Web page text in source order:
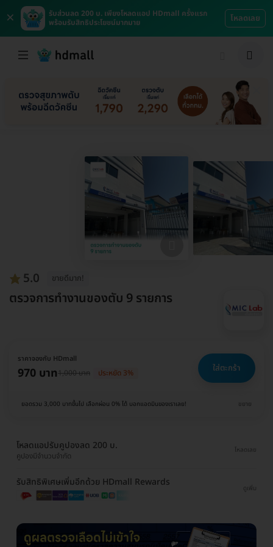
×
รับส่วนลด 200 บ. เพียงโหลดแอป HDmall ครั้งแรก
พร้อมรับสิทธิประโยชน์มากมาย
โหลดเลย
5.0 ขายดีมาก!
ตรวจการทำงานของตับ 9 รายการ
ราคาจองกับ HDmall
970 บาท1,000 บาท ประหยัด 3% ใส่ตะกร้า
ยอดรวม 3,000 บาทขึ้นไป เลือกผ่อน 0% ได้ บอกแอดมินของเราเลย! ขยาย
โหลดแอปรับคูปองลด 200 บ.
คูปองมีจำนวนจำกัด
โหลดเลย
รับสิทธิพิเศษเพิ่มอีกด้วย HDmall Rewards
ดูเพิ่ม